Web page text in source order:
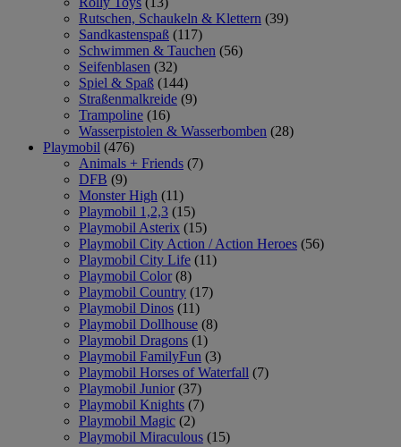
Rutschen, Schaukeln & Klettern (39)
Sandkastenspaß (117)
Schwimmen & Tauchen (56)
Seifenblasen (32)
Spiel & Spaß (144)
Straßenmalkreide (9)
Trampoline (16)
Wasserpistolen & Wasserbomben (28)
Playmobil (476)
Animals + Friends (7)
DFB (9)
Monster High (11)
Playmobil 1,2,3 (15)
Playmobil Asterix (15)
Playmobil City Action / Action Heroes (56)
Playmobil City Life (11)
Playmobil Color (8)
Playmobil Country (17)
Playmobil Dinos (11)
Playmobil Dollhouse (8)
Playmobil Dragons (1)
Playmobil FamilyFun (3)
Playmobil Horses of Waterfall (7)
Playmobil Junior (37)
Playmobil Knights (7)
Playmobil Magic (2)
Playmobil Miraculous (15)